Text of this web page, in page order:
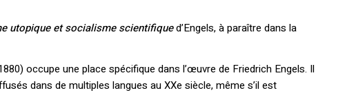
utopique et socialisme scientifiqued’Engels, à paraître dans la
occupe une place spécifique dans l’œuvre de Friedrich Engels. Il
dans de multiples langues au XXe siècle, même s’il est